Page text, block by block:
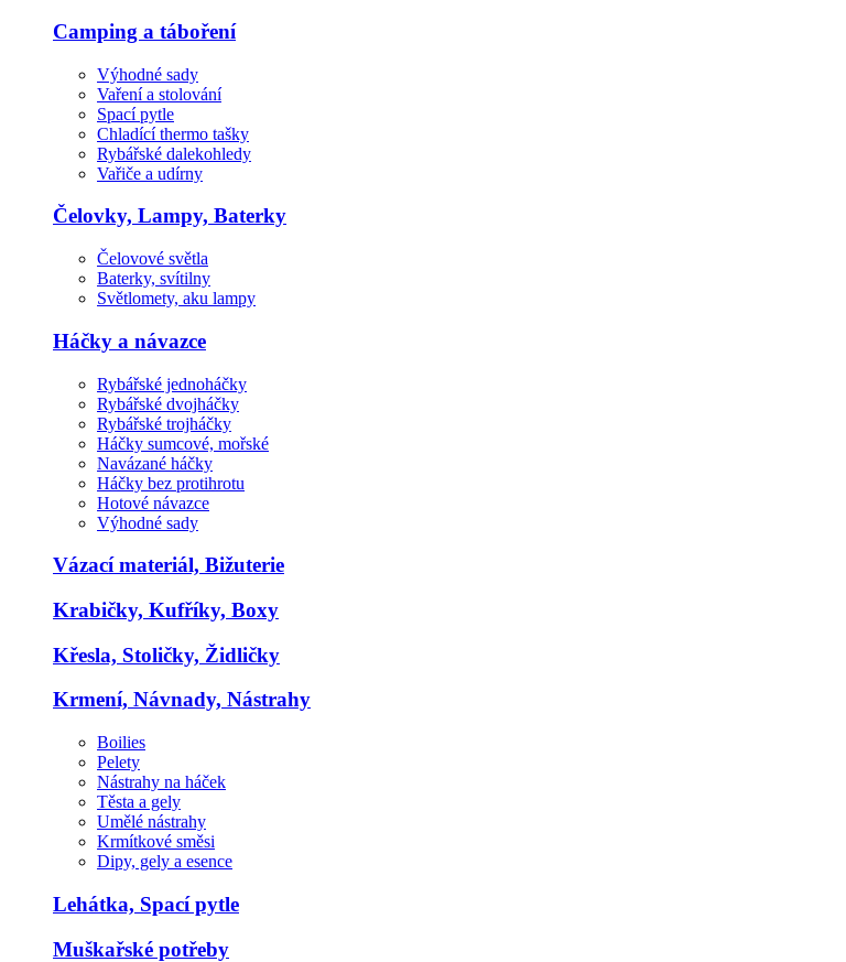
Camping a táboření
Výhodné sady
Vaření a stolování
Spací pytle
Chladící thermo tašky
Rybářské dalekohledy
Vařiče a udírny
Čelovky, Lampy, Baterky
Čelovové světla
Baterky, svítilny
Světlomety, aku lampy
Háčky a návazce
Rybářské jednoháčky
Rybářské dvojháčky
Rybářské trojháčky
Háčky sumcové, mořské
Navázané háčky
Háčky bez protihrotu
Hotové návazce
Výhodné sady
Vázací materiál, Bižuterie
Krabičky, Kufříky, Boxy
Křesla, Stoličky, Židličky
Krmení, Návnady, Nástrahy
Boilies
Pelety
Nástrahy na háček
Těsta a gely
Umělé nástrahy
Krmítkové směsi
Dipy, gely a esence
Lehátka, Spací pytle
Muškařské potřeby